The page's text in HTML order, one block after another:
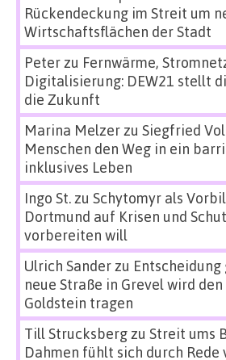
Rückendeckung im Streit um
Wirtschaftsflächen der Stadt
Peterzu Fernwärme,
Digitalisierung: DEW21 stellt
die Zukunft
Marina Melzerzu Siegfried
Menschen den Weg in ein
inklusives Leben
Ingo St.zu Schytomyr als
Dortmund auf Krisen und
vorbereiten will
Ulrich Sanderzu
neue Straße in Grevel wird
Goldstein tragen
Till Strucksbergzu Streit ums
Dahmen fühlt sich durch Rede